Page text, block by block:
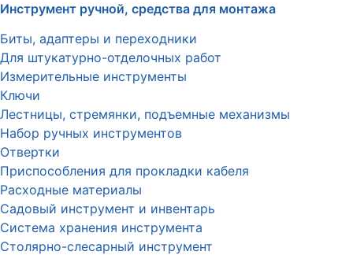
Инструмент ручной, средства для монтажа
Биты, адаптеры и переходники
Для штукатурно-отделочных работ
Измерительные инструменты
Ключи
Лестницы, стремянки, подъемные механизмы
Набор ручных инструментов
Отвертки
Приспособления для прокладки кабеля
Расходные материалы
Садовый инструмент и инвентарь
Система хранения инструмента
Столярно-слесарный инструмент